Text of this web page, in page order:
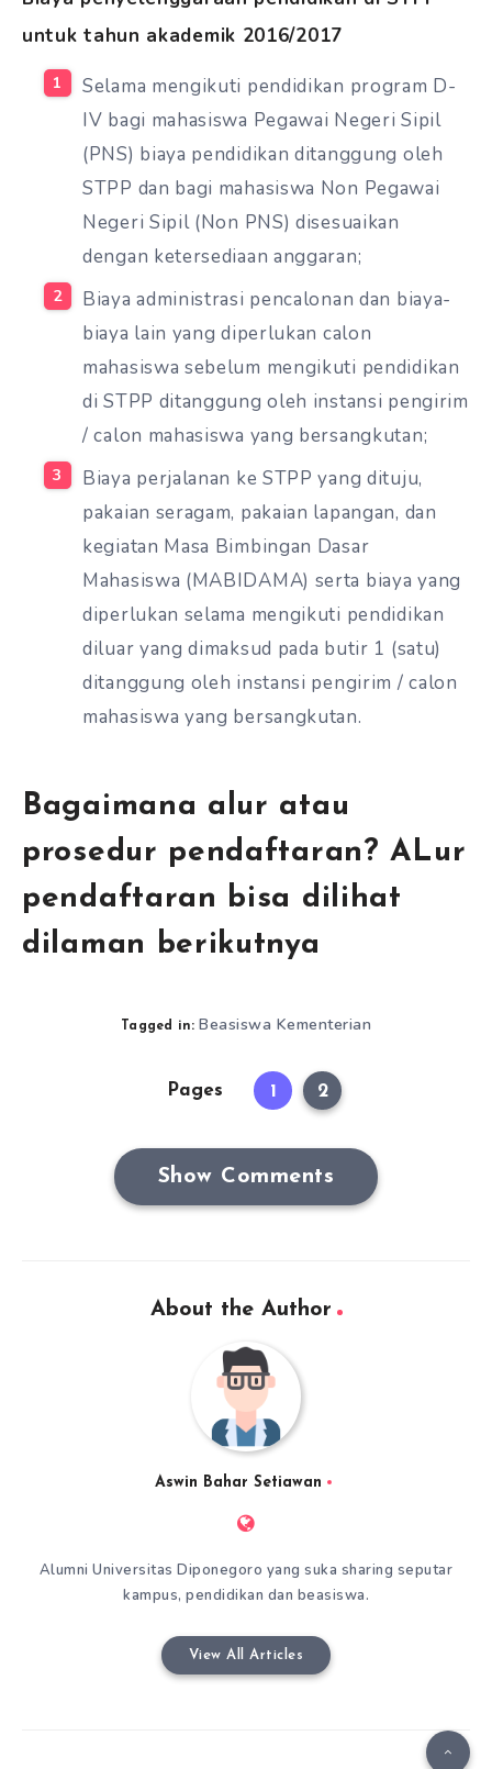
untuk tahun akademik 2016/2017
Selama mengikuti pendidikan program D-
IV bagi mahasiswa Pegawai Negeri Sipil
(PNS) biaya pendidikan ditanggung oleh
STPP dan bagi mahasiswa Non Pegawai
Negeri Sipil (Non PNS) disesuaikan
dengan ketersediaan anggaran;
Biaya administrasi pencalonan dan biaya-
biaya lain yang diperlukan calon
mahasiswa sebelum mengikuti pendidikan
di STPP ditanggung oleh instansi pengirim
/ calon mahasiswa yang bersangkutan;
Biaya perjalanan ke STPP yang dituju,
pakaian seragam, pakaian lapangan, dan
kegiatan Masa Bimbingan Dasar
Mahasiswa (MABIDAMA) serta biaya yang
diperlukan selama mengikuti pendidikan
diluar yang dimaksud pada butir 1 (satu)
ditanggung oleh instansi pengirim / calon
mahasiswa yang bersangkutan.
Bagaimana alur atau
prosedur pendaftaran? ALur
pendaftaran bisa dilihat
dilaman berikutnya
Tagged in: Beasiswa Kementerian
Pages 1 2
Show Comments
About the Author
Aswin Bahar Setiawan
Alumni Universitas Diponegoro yang suka sharing seputar
kampus, pendidikan dan beasiswa.
View All Articles